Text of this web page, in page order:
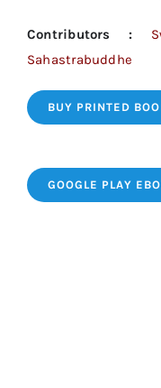
Contributors :
Sahastrabuddhe
BUY PRINTED
GOOGLE PLAY